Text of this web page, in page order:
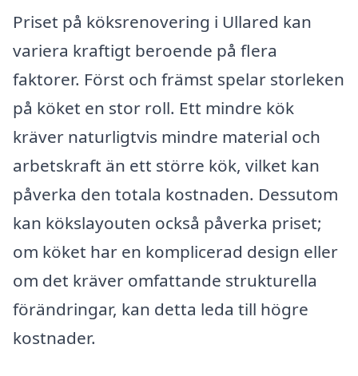
Priset på köksrenovering i Ullared kan
variera kraftigt beroende på flera
faktorer. Först och främst spelar storleken
på köket en stor roll. Ett mindre kök
kräver naturligtvis mindre material och
arbetskraft än ett större kök, vilket kan
påverka den totala kostnaden. Dessutom
kan kökslayouten också påverka priset;
om köket har en komplicerad design eller
om det kräver omfattande strukturella
förändringar, kan detta leda till högre
kostnader.